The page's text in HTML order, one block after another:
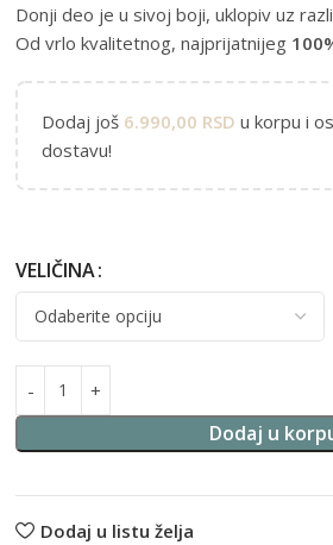
Donji deo je u sivoj boji, uklopiv uz
Od vrlo kvalitetnog, najprijatnijeg
Dodaj još 6.990,00 RSD u korpu i
dostavu!
VELIČINA
Dodaj u
Alternative:
Dodaj u listu želja